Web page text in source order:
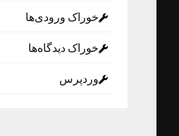
خوراک ورودی‌ها
خوراک دیدگاه‌ها
وردپرس